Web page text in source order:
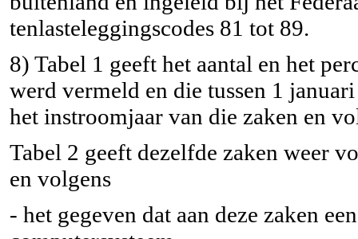
tenlasteleggingscodes 81 tot 89.
8) Tabel 1 geeft het aantal en het
werd vermeld en die tussen 1
het instroomjaar van die zaken en
Tabel 2 geeft dezelfde zaken weer
en volgens
- het gegeven dat aan deze zaken